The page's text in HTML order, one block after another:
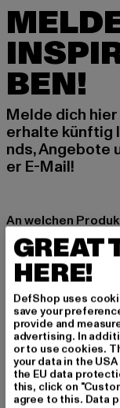
BEN!
Melde dich
erhalte künftig
nds, Angebote
er E-Mail!
An welchen
MÄNNER
FRAUEN
E-MAIL
Informationen dazu,
in unserer
abmelden.
GREAT
HERE!
DefShop uses
save your
provide and
advertising. In
or to use cookies.
your data in the
the EU data
this, click on
agree to this. Data